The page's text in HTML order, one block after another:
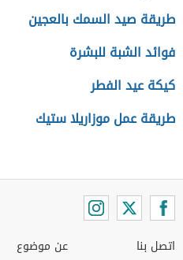
طريقة صيد السمك بالعجين
فوائد الشبة للبشرة
كيكة عيد الفطر
طريقة عمل موزاريلا ستيك
اتصل بنا عن موضوع